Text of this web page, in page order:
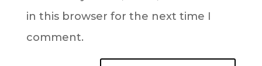
in this browser for the next time I
comment.